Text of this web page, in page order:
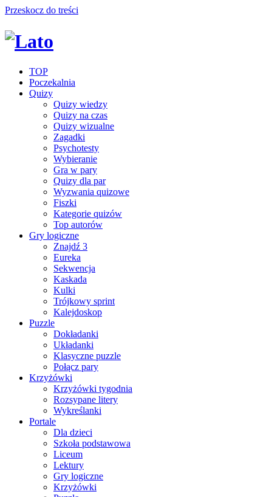
Przeskocz do treści
TOP
Poczekalnia
Quizy
Quizy wiedzy
Quizy na czas
Quizy wizualne
Zagadki
Psychotesty
Wybieranie
Gra w pary
Quizy dla par
Wyzwania quizowe
Fiszki
Kategorie quizów
Top autorów
Gry logiczne
Znajdź 3
Eureka
Sekwencja
Kaskada
Kulki
Trójkowy sprint
Kalejdoskop
Puzzle
Dokładanki
Układanki
Klasyczne puzzle
Połącz pary
Krzyżówki
Krzyżówki tygodnia
Rozsypane litery
Wykreślanki
Portale
Dla dzieci
Szkoła podstawowa
Liceum
Lektury
Gry logiczne
Krzyżówki